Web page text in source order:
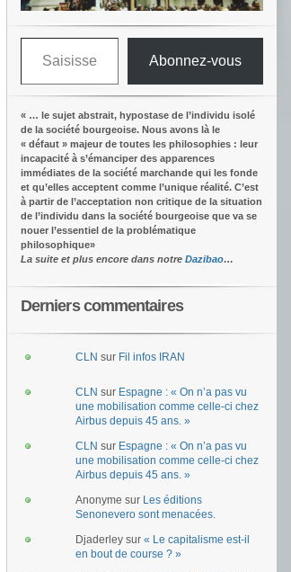
Saisissez votre adresse e-mail…
Abonnez-vous
« … le sujet abstrait, hypostase de l’individu isolé
de la société bourgeoise. Nous avons là le
« défaut » majeur de toutes les philosophies : leur
incapacité à s’émanciper des apparences
immédiates de la société marchande qui les fonde
et qu’elles acceptent comme l’unique réalité. C’est
à partir de l’acceptation non critique de la situation
de l’individu dans la société bourgeoise que va se
nouer l’essentiel de la problématique
philosophique»
La suite et plus encore dans notre Dazibao…
Derniers commentaires
CLN sur Fil infos IRAN
CLN sur Espagne : « On n’a pas vu
une mobilisation comme celle-ci chez
Airbus depuis 45 ans. »
CLN sur Espagne : « On n’a pas vu
une mobilisation comme celle-ci chez
Airbus depuis 45 ans. »
Anonyme sur Les éditions
Senonevero sont menacées.
Djaderley sur « Le capitalisme est-il
en bout de course ? »